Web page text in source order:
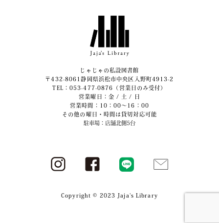
じゃじゃの私設図書館
〒432-8061静岡県浜松市中央区入野町4913-2
​TEL：053-477-0876（営業日のみ受付）
営業曜日：金 / 土 / 日
営業時間：10：00～16：00
その他の曜日・時間は貸切対応可能
駐車場：店舗北側5台
Copyright © 2023 Jaja's Library